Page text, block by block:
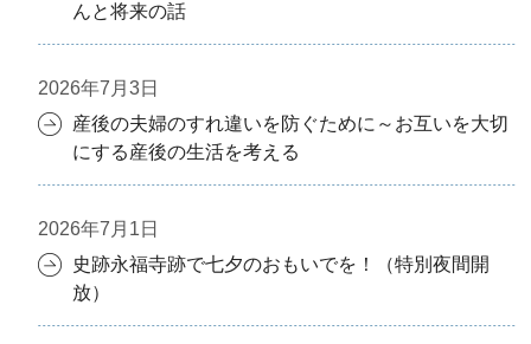
んと将来の話
2026年7月3日
産後の夫婦のすれ違いを防ぐために～お互いを大切
にする産後の生活を考える
2026年7月1日
史跡永福寺跡で七夕のおもいでを！（特別夜間開
放）